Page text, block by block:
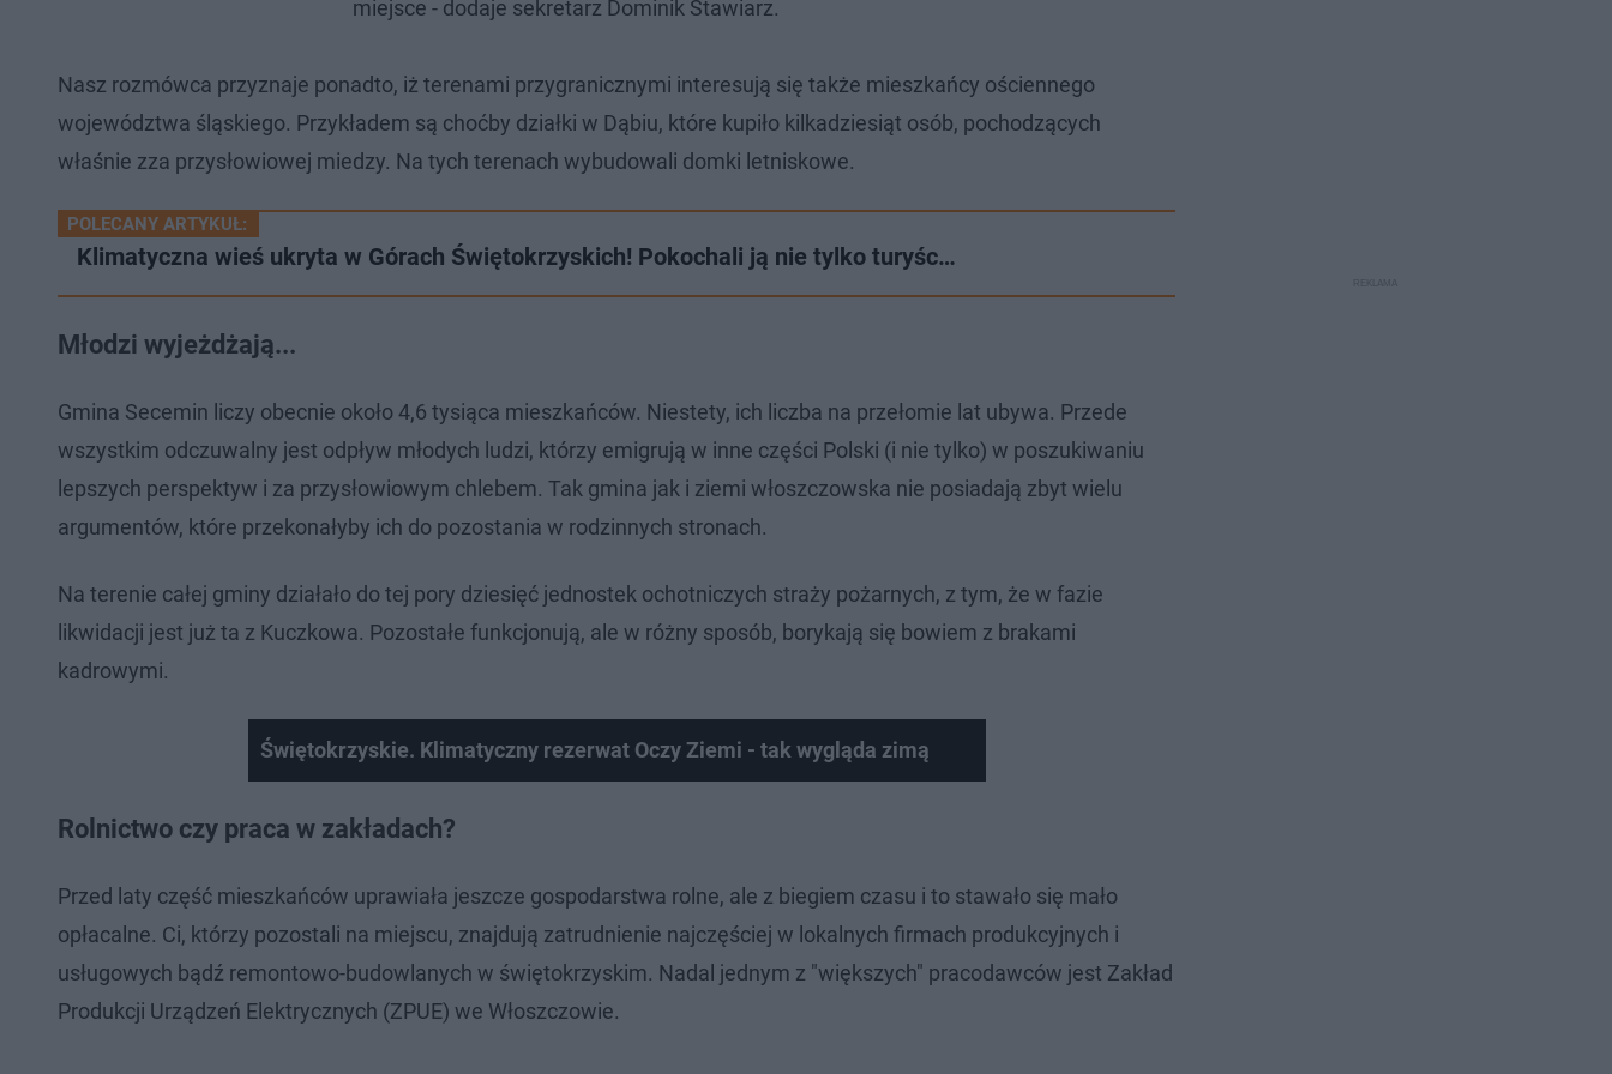
miejsce - dodaje sekretarz Dominik Stawiarz.
Nasz rozmówca przyznaje ponadto, iż terenami przygranicznymi interesują się także mieszkańcy ościennego
województwa śląskiego. Przykładem są choćby działki w Dąbiu, które kupiło kilkadziesiąt osób, pochodzących
właśnie zza przysłowiowej miedzy. Na tych terenach wybudowali domki letniskowe.
POLECANY ARTYKUŁ:
Klimatyczna wieś ukryta w Górach Świętokrzyskich! Pokochali ją nie tylko turyśc…
Młodzi wyjeżdżają...
Gmina Secemin liczy obecnie około 4,6 tysiąca mieszkańców. Niestety, ich liczba na przełomie lat ubywa. Przede
wszystkim odczuwalny jest odpływ młodych ludzi, którzy emigrują w inne części Polski (i nie tylko) w poszukiwaniu
lepszych perspektyw i za przysłowiowym chlebem. Tak gmina jak i ziemi włoszczowska nie posiadają zbyt wielu
argumentów, które przekonałyby ich do pozostania w rodzinnych stronach.
Na terenie całej gminy działało do tej pory dziesięć jednostek ochotniczych straży pożarnych, z tym, że w fazie
likwidacji jest już ta z Kuczkowa. Pozostałe funkcjonują, ale w różny sposób, borykają się bowiem z brakami
kadrowymi.
Świętokrzyskie. Klimatyczny rezerwat Oczy Ziemi - tak wygląda zimą
Rolnictwo czy praca w zakładach?
Przed laty część mieszkańców uprawiała jeszcze gospodarstwa rolne, ale z biegiem czasu i to stawało się mało
opłacalne. Ci, którzy pozostali na miejscu, znajdują zatrudnienie najczęściej w lokalnych firmach produkcyjnych i
usługowych bądź remontowo-budowlanych w świętokrzyskim. Nadal jednym z "większych" pracodawców jest Zakład
Produkcji Urządzeń Elektrycznych (ZPUE) we Włoszczowie.